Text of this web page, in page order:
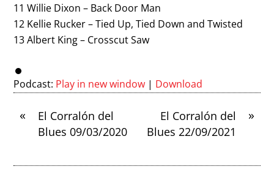
11 Willie Dixon – Back Door Man
12 Kellie Rucker – Tied Up, Tied Down and Twisted
13 Albert King – Crosscut Saw
Podcast: Play in new window | Download
«
El Corralón del
Blues 09/03/2020
»
El Corralón del
Blues 22/09/2021